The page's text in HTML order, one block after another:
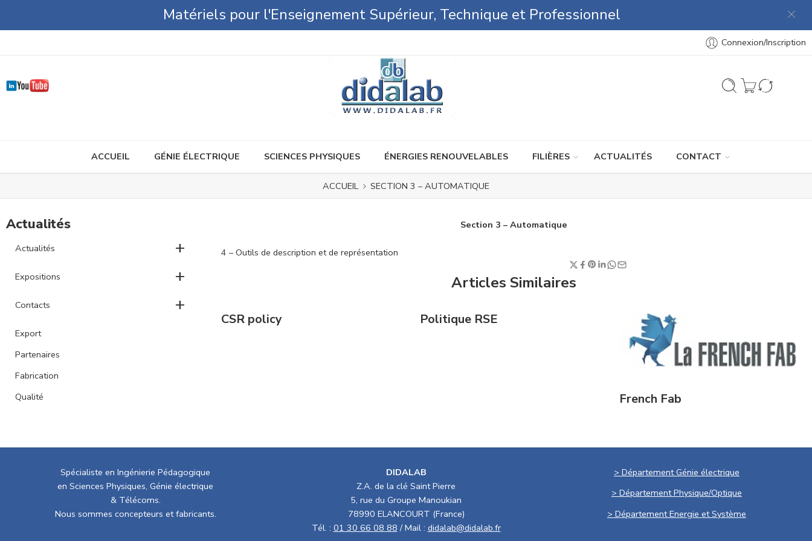
Matériels pour l'Enseignement Supérieur, Technique et Professionnel
Connexion/Inscription
ACCUEIL GÉNIE ÉLECTRIQUE SCIENCES PHYSIQUES ÉNERGIES RENOUVELABLES FILIÈRES ACTUALITÉS CONTACT
ACCUEIL SECTION 3 – AUTOMATIQUE
Section 3 – Automatique
4 – Outils de description et de représentation
Articles Similaires
CSR policy Politique RSE
French Fab
Actualités
Actualités +
Expositions +
Contacts +
Export
Partenaires
Fabrication
Qualité
Spécialiste en Ingénierie Pédagogique
en Sciences Physiques, Génie électrique
& Télécoms.
Nous sommes concepteurs et fabricants.
DIDALAB
Z.A. de la clé Saint Pierre
5, rue du Groupe Manoukian
78990 ELANCOURT (France)
Tél. : 01 30 66 08 88 / Mail : didalab@didalab.fr
> Département Génie électrique
> Département Physique/Optique
> Département Energie et Système